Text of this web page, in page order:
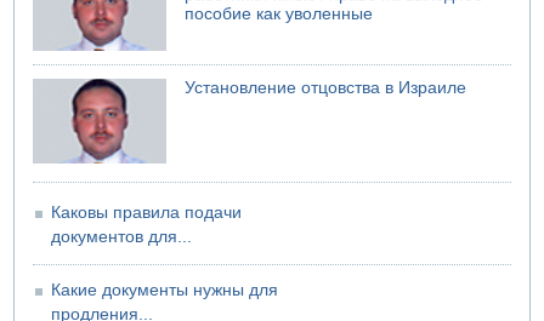
Возле Кирьят-Арбы пожар на местности
06.08.2026 12:06
США не будут давить на Израиль в вопросе Ливана
06.08.2026 11:41
Трое подростков ограбили сексшоп в Холоне
пособие как уволенные
Установление отцовства в Израиле
Каковы правила подачи
документов для...
Какие документы нужны для
продления...